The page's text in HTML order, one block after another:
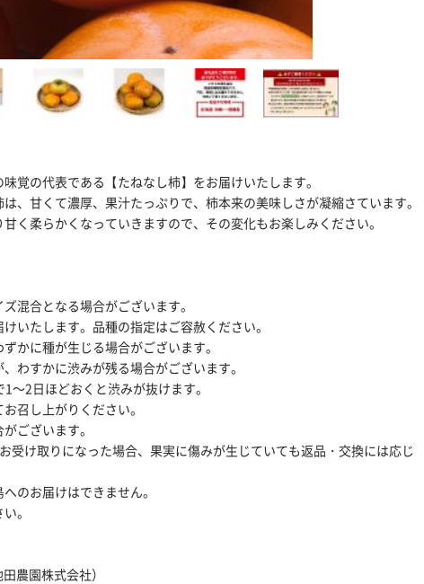
覚の代表である【たねなし柿】をお届けいたします。
、甘くて濃厚、果汁たっぷりで、柿本来の美味しさが凝縮さています。
く柔らかくなっていきますので、その変化もお楽しみください。
混合となる場合がございます。
いたします。品種の指定はご容赦ください。
かに種が生じる場合がございます。
わすかに渋みが残る場合がございます。
2日ほどおくと渋みが抜けます。
召し上がりください。
ございます。
受け取りになった場合、果実に傷みが生じていても返品・交換には応じ
のお届けはできません。
。
農園株式会社）